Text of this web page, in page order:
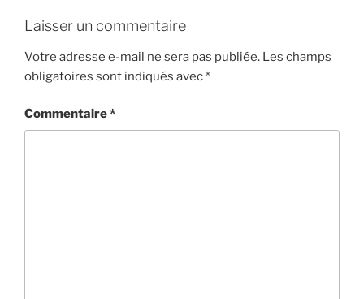
Laisser un commentaire
Votre adresse e-mail ne sera pas publiée. Les champs
obligatoires sont indiqués avec*
Commentaire*